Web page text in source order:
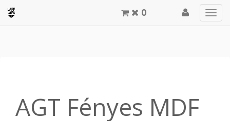
0
AGT Fényes MDF